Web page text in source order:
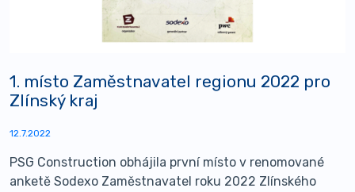
1. místo Zaměstnavatel regionu 2022 pro
Zlínský kraj
12.7.2022
PSG Construction obhájila první místo v renomované
anketě Sodexo Zaměstnavatel roku 2022 Zlínského